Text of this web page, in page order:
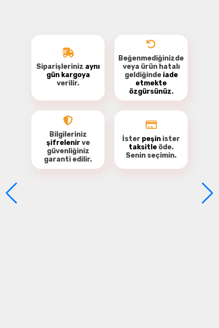
Yorum Yaz
Siparişleriniz aynı
gün kargoya
verilir.
Beğenmediğinizde
veya ürün hatalı
geldiğinde iade
etmekte
özgürsünüz.
Bilgileriniz
şifrelenirve
güvenliğiniz
garanti edilir.
İster peşin ister
taksitle öde.
Senin seçimin.